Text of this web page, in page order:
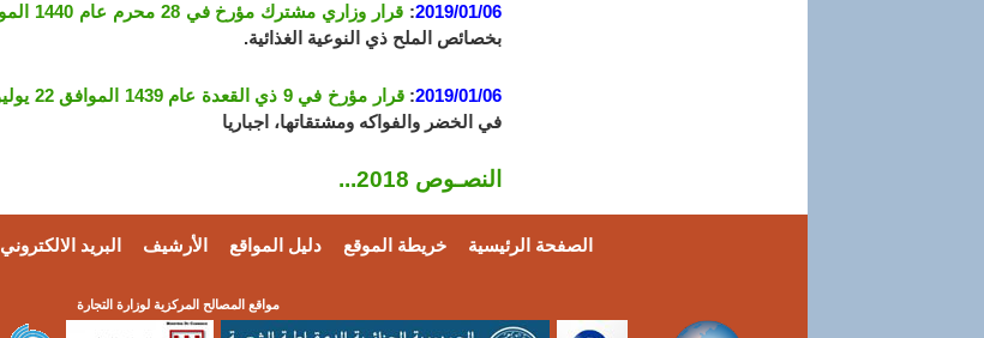
2019/01/06
: قرار وزاري مشترك مؤرخ في 28 محرم عام 1440 الموافق 8 أكتوبر سنة 2018
بخصائص الملح ذي النوعية الغذائية.
2019/01/06
: قرار مؤرخ في 9 ذي القعدة عام 1439 الموافق 22 يوليو سنة 2018
في الخضر والفواكه ومشتقاتها، اجباريا
النصـوص 2018...
الصفحة الرئيسية خريطة الموقع دليل المواقع الأرشيف البريد الالكتروني
مواقع المصالح المركزية لوزارة التجارة